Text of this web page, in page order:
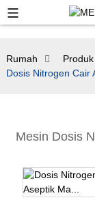
Rumah Produk
Dosis Nitrogen Cair
Mesin Dosis